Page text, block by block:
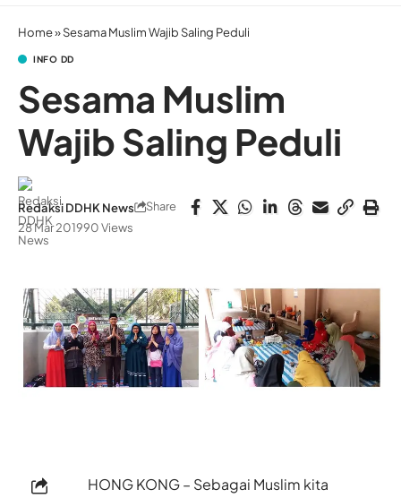
Home»Sesama Muslim Wajib Saling Peduli
INFO DD
Sesama Muslim
Wajib Saling Peduli
Redaksi DDHK News
28 Mar 201990 Views
Share
HONG KONG – Sebagai Muslim kita